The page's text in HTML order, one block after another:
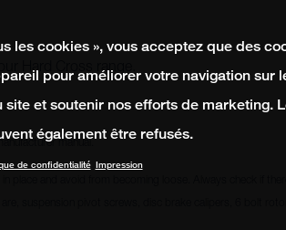
Hard Cross range.
manual.
place and avoid from becoming loose. Always check if
suspension pivot screws, disc brake calipers, 6 bolt
les cookies », vous acceptez que des
pour améliorer votre navigation sur
et soutenir nos efforts de marketing.
également être refusés.
de confidentialité Impression